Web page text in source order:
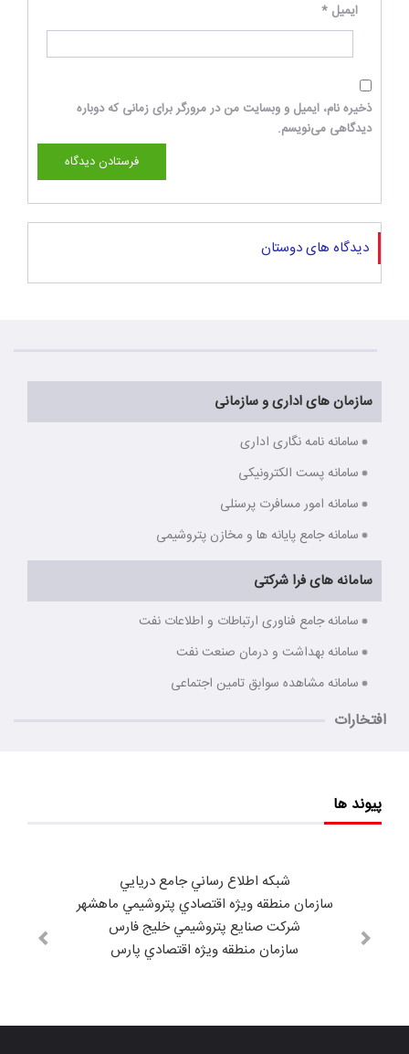
ایمیل *
ذخیره نام، ایمیل و وبسایت من در مرورگر برای زمانی که دوباره
دیدگاهی می‌نویسم.
دیدگاه های دوستان
سازمان های اداری و سازمانی
سامانه نامه نگاری اداری
سامانه پست الکترونیکی
سامانه امور مسافرت پرسنلی
سامانه جامع پایانه ها و مخازن پتروشیمی
سامانه های فرا شرکتی
سامانه جامع فناوری ارتباطات و اطلاعات نفت
سامانه بهداشت و درمان صنعت نفت
سامانه مشاهده سوابق تامین اجتماعی
افتخارات
پیوند ها
شبكه اطلاع رساني جامع دريايي
سازمان منطقه ويژه اقتصادي پتروشيمي ماهشهر
شركت صنايع پتروشيمي خليج فارس
سازمان منطقه ويژه اقتصادي پارس